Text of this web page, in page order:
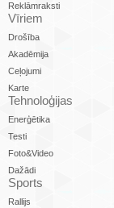
Reklāmraksti
Vīriem
Drošība
Akadēmija
Ceļojumi
Karte
Tehnoloģijas
Enerģētika
Testi
Foto&Video
Dažādi
Sports
Rallijs